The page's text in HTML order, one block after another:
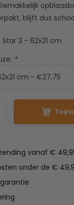
blijft dus
Star 3 - 62x21 cm
*
vanaf €
onder de €